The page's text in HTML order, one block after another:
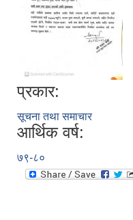
प्रकार:
सूचना तथा समाचार
आर्थिक वर्ष:
७९-८०